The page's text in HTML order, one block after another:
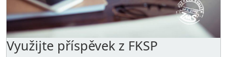
Využijte příspěvek z FKSP